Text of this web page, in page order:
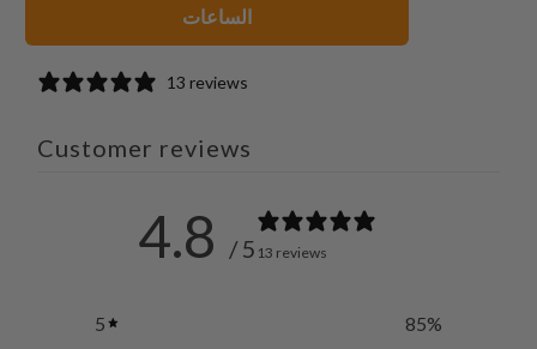
الساعات
13 reviews
Customer reviews
4.8 / 5 13 reviews
5 85%